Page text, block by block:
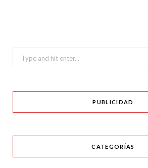
Search
for:
PUBLICIDAD
CATEGORÍAS